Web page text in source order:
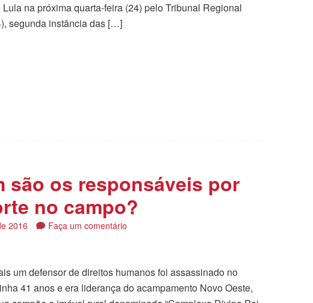
na próxima quarta-feira (24) pelo Tribunal Regional
segunda instância das […]
são os responsáveis por
no campo?
2016 Faça um comentário
um defensor de direitos humanos foi assassinado no
41 anos e era liderança do acampamento Novo Oeste,